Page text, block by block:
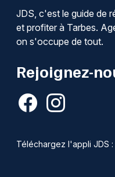
JDS, c'est le guide de
et profiter à Tarbes.
on s'occupe de tout.
Rejoignez-
Téléchargez l'appli JDS :